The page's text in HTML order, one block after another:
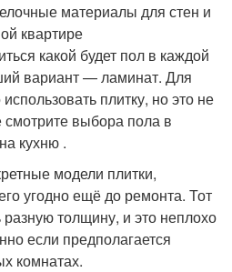
материалы для стен и
квартире
какой будет пол в каждой
вариант — ламинат. Для
плитку, но это не
выбора пола в
кухню .
модели плитки,
угодно ещё до ремонта. Тот
толщину, и это неплохо
если предполагается
комнатах.